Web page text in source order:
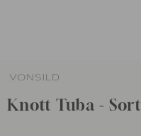
Knott Tuba - Sort